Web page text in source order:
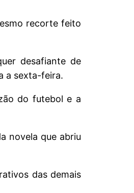
recorte feito
desafiante de
a sexta-feira.
do futebol e a
novela que abriu
das demais